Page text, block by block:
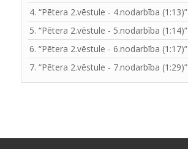
4. “Pētera 2.vēstule - 4.nodarbība (1:13)”
5. “Pētera 2.vēstule - 5.nodarbība (1:14)”
6. “Pētera 2.vēstule - 6.nodarbība (1:17)”
7. “Pētera 2.vēstule - 7.nodarbība (1:29)”